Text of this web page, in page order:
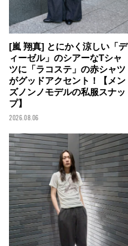
[嵐 翔真] とにかく涼しい「デ
ィーゼル」のシアーなTシャ
ツに「ラコステ」の赤シャツ
がグッドアクセント！【メン
ズノンノモデルの私服スナッ
プ】
2026.08.06